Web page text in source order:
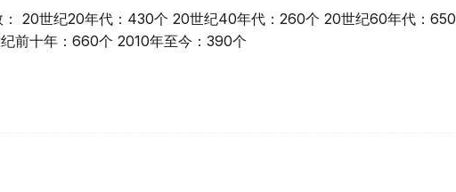
： 20世纪20年代：430个 20世纪40年代：260个 20世纪60年代：650
前十年：660个 2010年至今：390个